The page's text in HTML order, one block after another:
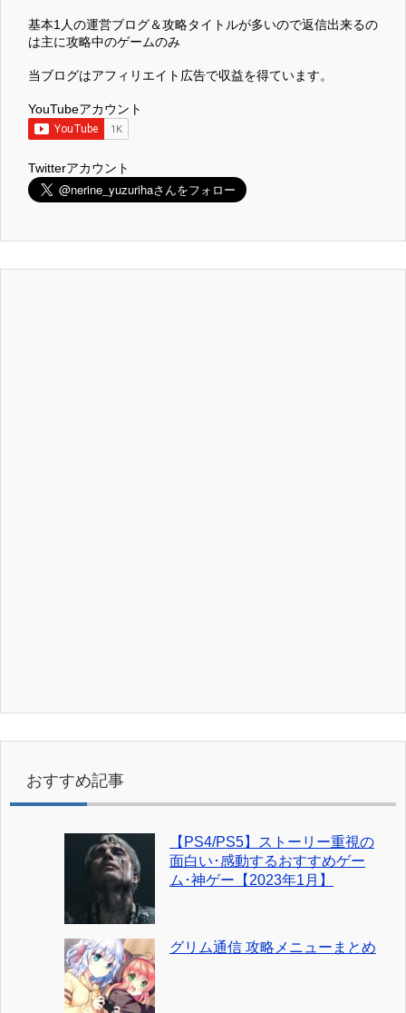
基本1人の運営ブログ＆攻略タイトルが多いので返信出来るの
は主に攻略中のゲームのみ
当ブログはアフィリエイト広告で収益を得ています。
YouTubeアカウント
Twitterアカウント
おすすめ記事
【PS4/PS5】ストーリー重視の
面白い･感動するおすすめゲー
ム･神ゲー【2023年1月】
グリム通信 攻略メニューまとめ